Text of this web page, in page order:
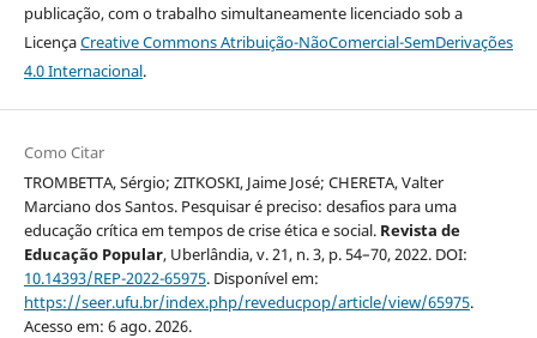
publicação, com o trabalho simultaneamente licenciado sob a
LicençaCreative Commons Atribuição-NãoComercial-SemDerivações
4.0 Internacional.
Como Citar
TROMBETTA, Sérgio; ZITKOSKI, Jaime José; CHERETA, Valter
Marciano dos Santos. Pesquisar é preciso: desafios para uma
educação crítica em tempos de crise ética e social. Revista de
Educação Popular, Uberlândia, v. 21, n. 3, p. 54–70, 2022. DOI:
10.14393/REP-2022-65975. Disponível em:
https://seer.ufu.br/index.php/reveducpop/article/view/65975.
Acesso em: 6 ago. 2026.